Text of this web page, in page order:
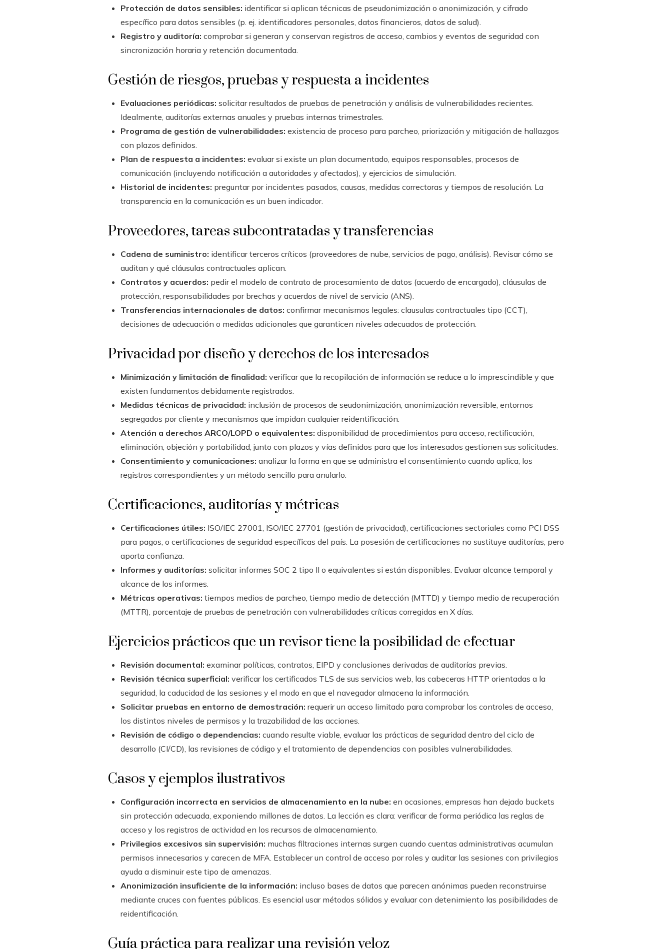
Protección de datos sensibles: identificar si aplican técnicas de pseudonimización o anonimización, y cifrado
específico para datos sensibles (p. ej. identificadores personales, datos financieros, datos de salud).
Registro y auditoría: comprobar si generan y conservan registros de acceso, cambios y eventos de seguridad con
sincronización horaria y retención documentada.
Gestión de riesgos, pruebas y respuesta a incidentes
Evaluaciones periódicas: solicitar resultados de pruebas de penetración y análisis de vulnerabilidades recientes.
Idealmente, auditorías externas anuales y pruebas internas trimestrales.
Programa de gestión de vulnerabilidades: existencia de proceso para parcheo, priorización y mitigación de hallazgos
con plazos definidos.
Plan de respuesta a incidentes: evaluar si existe un plan documentado, equipos responsables, procesos de
comunicación (incluyendo notificación a autoridades y afectados), y ejercicios de simulación.
Historial de incidentes: preguntar por incidentes pasados, causas, medidas correctoras y tiempos de resolución. La
transparencia en la comunicación es un buen indicador.
Proveedores, tareas subcontratadas y transferencias
Cadena de suministro: identificar terceros críticos (proveedores de nube, servicios de pago, análisis). Revisar cómo se
auditan y qué cláusulas contractuales aplican.
Contratos y acuerdos: pedir el modelo de contrato de procesamiento de datos (acuerdo de encargado), cláusulas de
protección, responsabilidades por brechas y acuerdos de nivel de servicio (ANS).
Transferencias internacionales de datos: confirmar mecanismos legales: clausulas contractuales tipo (CCT),
decisiones de adecuación o medidas adicionales que garanticen niveles adecuados de protección.
Privacidad por diseño y derechos de los interesados
Minimización y limitación de finalidad: verificar que la recopilación de información se reduce a lo imprescindible y que
existen fundamentos debidamente registrados.
Medidas técnicas de privacidad: inclusión de procesos de seudonimización, anonimización reversible, entornos
segregados por cliente y mecanismos que impidan cualquier reidentificación.
Atención a derechos ARCO/LOPD o equivalentes: disponibilidad de procedimientos para acceso, rectificación,
eliminación, objeción y portabilidad, junto con plazos y vías definidos para que los interesados gestionen sus solicitudes.
Consentimiento y comunicaciones: analizar la forma en que se administra el consentimiento cuando aplica, los
registros correspondientes y un método sencillo para anularlo.
Certificaciones, auditorías y métricas
Certificaciones útiles: ISO/IEC 27001, ISO/IEC 27701 (gestión de privacidad), certificaciones sectoriales como PCI DSS
para pagos, o certificaciones de seguridad específicas del país. La posesión de certificaciones no sustituye auditorías, pero
aporta confianza.
Informes y auditorías: solicitar informes SOC 2 tipo II o equivalentes si están disponibles. Evaluar alcance temporal y
alcance de los informes.
Métricas operativas: tiempos medios de parcheo, tiempo medio de detección (MTTD) y tiempo medio de recuperación
(MTTR), porcentaje de pruebas de penetración con vulnerabilidades críticas corregidas en X días.
Ejercicios prácticos que un revisor tiene la posibilidad de efectuar
Revisión documental: examinar políticas, contratos, EIPD y conclusiones derivadas de auditorías previas.
Revisión técnica superficial: verificar los certificados TLS de sus servicios web, las cabeceras HTTP orientadas a la
seguridad, la caducidad de las sesiones y el modo en que el navegador almacena la información.
Solicitar pruebas en entorno de demostración: requerir un acceso limitado para comprobar los controles de acceso,
los distintos niveles de permisos y la trazabilidad de las acciones.
Revisión de código o dependencias: cuando resulte viable, evaluar las prácticas de seguridad dentro del ciclo de
desarrollo (CI/CD), las revisiones de código y el tratamiento de dependencias con posibles vulnerabilidades.
Casos y ejemplos ilustrativos
Configuración incorrecta en servicios de almacenamiento en la nube: en ocasiones, empresas han dejado buckets
sin protección adecuada, exponiendo millones de datos. La lección es clara: verificar de forma periódica las reglas de
acceso y los registros de actividad en los recursos de almacenamiento.
Privilegios excesivos sin supervisión: muchas filtraciones internas surgen cuando cuentas administrativas acumulan
permisos innecesarios y carecen de MFA. Establecer un control de acceso por roles y auditar las sesiones con privilegios
ayuda a disminuir este tipo de amenazas.
Anonimización insuficiente de la información: incluso bases de datos que parecen anónimas pueden reconstruirse
mediante cruces con fuentes públicas. Es esencial usar métodos sólidos y evaluar con detenimiento las posibilidades de
reidentificación.
Guía práctica para realizar una revisión veloz